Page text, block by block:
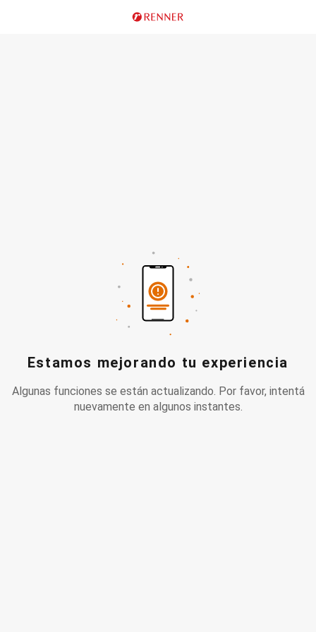
Estamos mejorando tu experiencia
Algunas funciones se están actualizando. Por favor, intentá
nuevamente en algunos instantes.